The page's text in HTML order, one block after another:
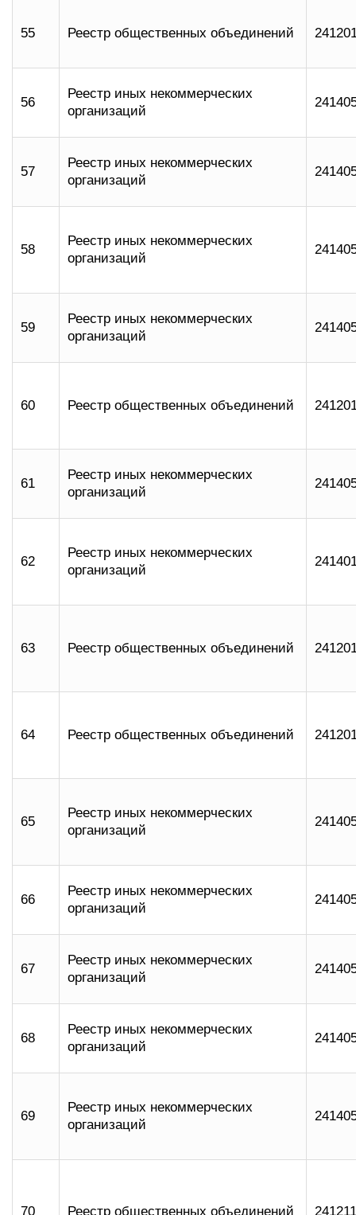
55 Реестр общественных объединений
56
Реестр иных некоммерческих
организаций
57
Реестр иных некоммерческих
организаций
58
Реестр иных некоммерческих
организаций
59
Реестр иных некоммерческих
организаций
60 Реестр общественных объединений
61
Реестр иных некоммерческих
организаций
62
Реестр иных некоммерческих
организаций
63 Реестр общественных объединений
64 Реестр общественных объединений
65
Реестр иных некоммерческих
организаций
66
Реестр иных некоммерческих
организаций
67
Реестр иных некоммерческих
организаций
68
Реестр иных некоммерческих
организаций
69
Реестр иных некоммерческих
организаций
70 Реестр общественных объединений